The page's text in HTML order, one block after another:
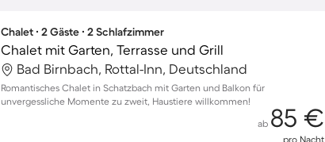
Chalet ∙ 2 Gäste ∙ 2 Schlafzimmer
Chalet mit Garten, Terrasse und Grill
Bad Birnbach, Rottal-Inn, Deutschland
Romantisches Chalet in Schatzbach mit Garten und Balkon für
unvergessliche Momente zu zweit, Haustiere willkommen!
ab 85 €
pro Nacht